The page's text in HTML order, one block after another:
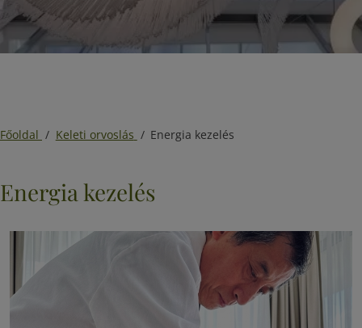
Főoldal / Keleti orvoslás / Energia kezelés
Energia kezelés